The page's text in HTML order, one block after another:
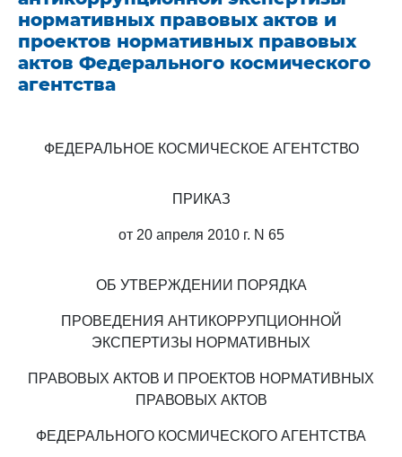
нормативных правовых актов и
проектов нормативных правовых
актов Федерального космического
агентства
ФЕДЕРАЛЬНОЕ КОСМИЧЕСКОЕ АГЕНТСТВО
ПРИКАЗ
от 20 апреля 2010 г. N 65
ОБ УТВЕРЖДЕНИИ ПОРЯДКА
ПРОВЕДЕНИЯ АНТИКОРРУПЦИОННОЙ
ЭКСПЕРТИЗЫ НОРМАТИВНЫХ
ПРАВОВЫХ АКТОВ И ПРОЕКТОВ НОРМАТИВНЫХ
ПРАВОВЫХ АКТОВ
ФЕДЕРАЛЬНОГО КОСМИЧЕСКОГО АГЕНТСТВА